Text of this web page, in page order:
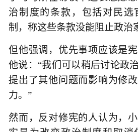
治制度的条款，包括对民选
制，称这些条款没能阻止政治
但他强调，优先事项应该是宪
他说：“我们可以稍后讨论政
提出了其他问题而影响为修
力。”
然而，反对修宪的人认为，